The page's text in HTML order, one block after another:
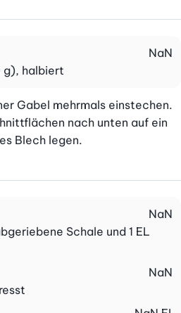
halbiert
NaN
Gabel mehrmals einstechen.
nach unten auf ein
Blech legen.
Schale und 1 EL
NaN
NaN